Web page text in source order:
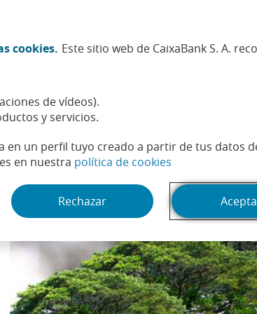
cookies. Este sitio web de CaixaBank S. A.
de vídeos).
y servicios.
en un perfil tuyo creado a partir de tus datos
en nuestra política de cookies
en ventana nueva)
Rechazar
práctica de los supervisores financieros